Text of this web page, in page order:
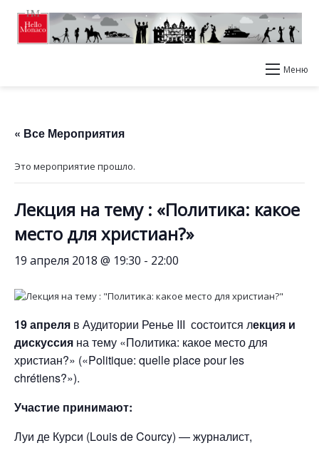
Меню
« Все Мероприятия
Это мероприятие прошло.
Лекция на тему : «Политика: какое
место для христиан?»
19 апреля 2018 @ 19:30 - 22:00
19 апреля в Аудитории Ренье III состоится лекция и
дискуссия на тему «Политика: какое место для
христиан?» («Politique: quelle place pour les
chrétiens?»).
Участие принимают:
Луи де Курси (Louis de Courcy) — журналист,